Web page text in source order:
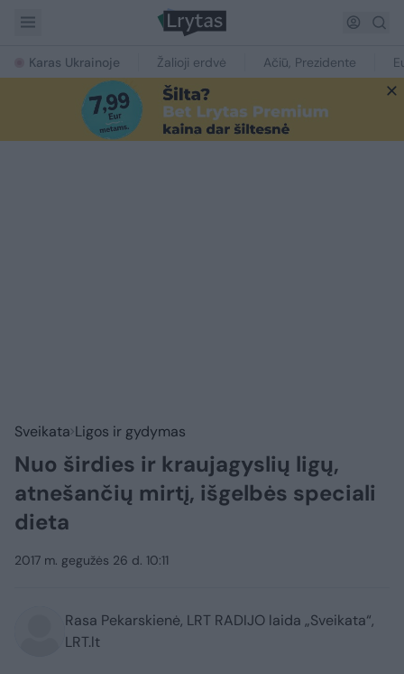
Karas Ukrainoje Žalioji erdvė Ačiū, Prezidente
Sveikata Ligos ir gydymas
Nuo širdies ir kraujagyslių ligų,
atnešančių mirtį, išgelbės speciali
dieta
2017 m. gegužės 26 d. 10:11
Rasa Pekarskienė, LRT RADIJO laida „Sveikata“,
LRT.lt